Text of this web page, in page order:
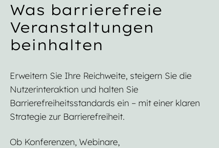
Was barrierefreie
Veranstaltungen
beinhalten
Erweitern Sie Ihre Reichweite, steigern Sie die
Nutzerinteraktion und halten Sie
Barrierefreiheitsstandards ein – mit einer klaren
Strategie zur Barrierefreiheit.
Ob Konferenzen, Webinare,